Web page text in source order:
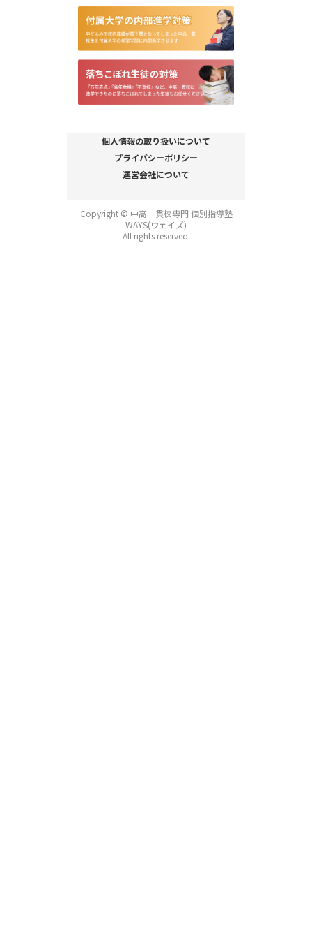
個人情報の取り扱いについて
プライバシーポリシー
運営会社について
Copyright © 中高一貫校専門 個別指導塾
WAYS(ウェイズ)
All rights reserved.